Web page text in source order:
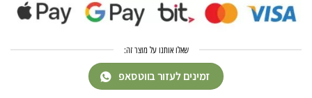
שאלו אותנו על מוצר זה:
זמינים לעזור בווטסאפ